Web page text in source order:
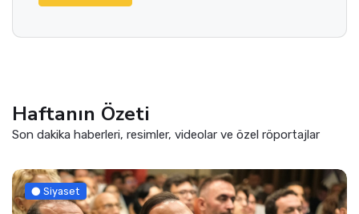
Haftanın Özeti
Son dakika haberleri, resimler, videolar ve özel röportajlar
Siyaset